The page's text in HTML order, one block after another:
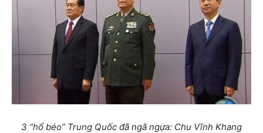
3 “hổ béo” Trung Quốc đã ngã ngựa: Chu Vĩnh Khang